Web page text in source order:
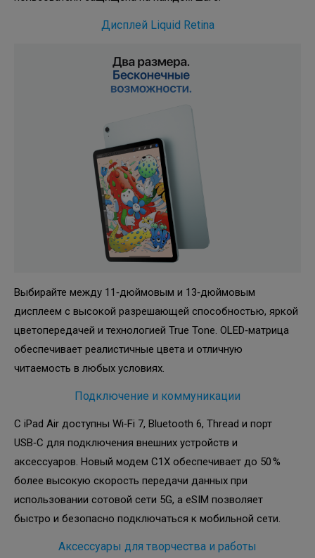
Дисплей Liquid Retina
Выбирайте между 11‑дюймовым и 13‑дюймовым
дисплеем с высокой разрешающей способностью, яркой
цветопередачей и технологией True Tone. OLED‑матрица
обеспечивает реалистичные цвета и отличную
читаемость в любых условиях.
Подключение и коммуникации
С iPad Air доступны Wi‑Fi 7, Bluetooth 6, Thread и порт
USB‑C для подключения внешних устройств и
аксессуаров. Новый модем C1X обеспечивает до 50 %
более высокую скорость передачи данных при
использовании сотовой сети 5G, а eSIM позволяет
быстро и безопасно подключаться к мобильной сети.
Аксессуары для творчества и работы